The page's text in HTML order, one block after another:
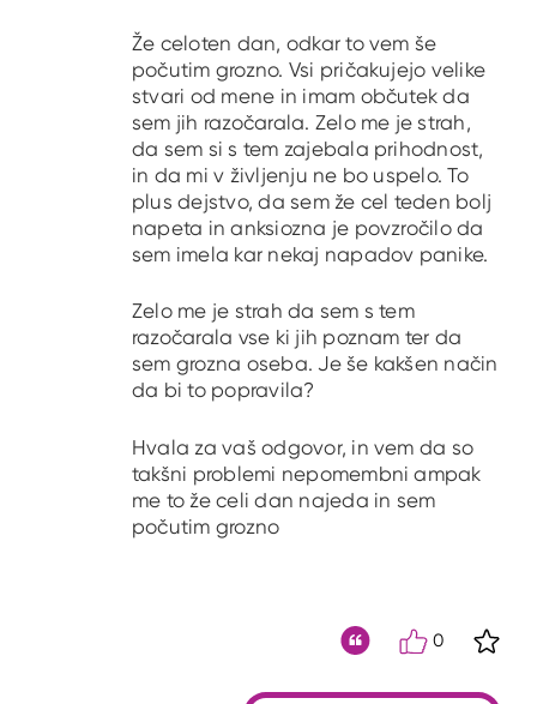
Že celoten dan, odkar to vem še
počutim grozno. Vsi pričakujejo velike
stvari od mene in imam občutek da
sem jih razočarala. Zelo me je strah,
da sem si s tem zajebala prihodnost,
in da mi v življenju ne bo uspelo. To
plus dejstvo, da sem že cel teden bolj
napeta in anksiozna je povzročilo da
sem imela kar nekaj napadov panike.
Zelo me je strah da sem s tem
razočarala vse ki jih poznam ter da
sem grozna oseba. Je še kakšen način
da bi to popravila?
Hvala za vaš odgovor, in vem da so
takšni problemi nepomembni ampak
me to že celi dan najeda in sem
počutim grozno
0